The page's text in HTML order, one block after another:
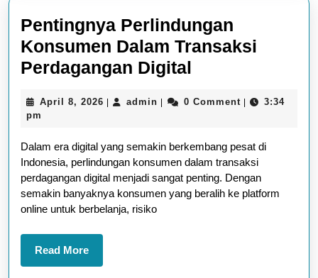
Pentingnya Perlindungan
Konsumen Dalam Transaksi
Perdagangan Digital
Konsumen
Transaksi
Perdagangan
Digital
April 8, 2026 Apriladmin admin0 Comment
3:34
pm
Dalam era digital yang semakin berkembang pesat di
Indonesia, perlindungan konsumen dalam transaksi
perdagangan digital menjadi sangat penting. Dengan
semakin banyaknya konsumen yang beralih ke platform
online untuk berbelanja, risiko
Read MoreRead
More